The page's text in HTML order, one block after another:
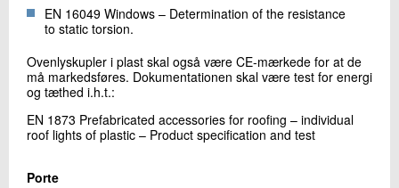
EN 16049 Windows – Determination of the resistance
to static torsion.
Ovenlyskupler i plast skal også være CE-mærkede for at de
må markedsføres. Dokumentationen skal være test for energi
og tæthed i.h.t.:
EN 1873 Prefabricated accessories for roofing – individual
roof lights of plastic – Product specification and test
Porte